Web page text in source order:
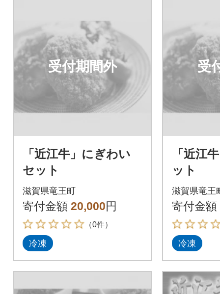
受付期間外
「近江牛」にぎわい
セット
滋賀県竜王町
寄付金額 20,000円
（0件）
冷凍
受
「近江
ット
滋賀県竜王
寄付金額
冷凍